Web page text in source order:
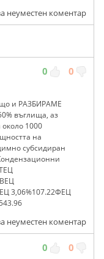
неуместен коментар
0 0
и РАЗБИРАМЕ
въглища, аз
1000
на
субсидиран
3,06%107.22ФЕЦ
неуместен коментар
0 0